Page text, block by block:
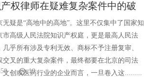
权律师在疑难复杂案件中的破
疑是“高地中的高地”。这里不仅集中了国家知
高级人民法院知识产权庭，更是最高人民法
乎所有涉及专利无效、商标不予注册复审、
叉的重大复杂案件，最终都要在北京的司法
创或医药行业的企业而言，一旦卷入这.........
10